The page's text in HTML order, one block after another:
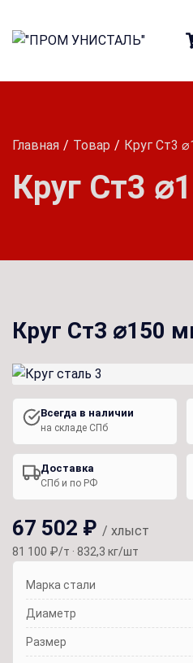
Главная Товар Круг Ст3
Круг Ст3
Круг Ст3 ⌀150
Всегда в наличии
на складе СПб
Доставка
СПб и по РФ
67 502 ₽ / хлыст
81 100 ₽/т · 832,3 кг/шт
Марка стали
Диаметр
Размер